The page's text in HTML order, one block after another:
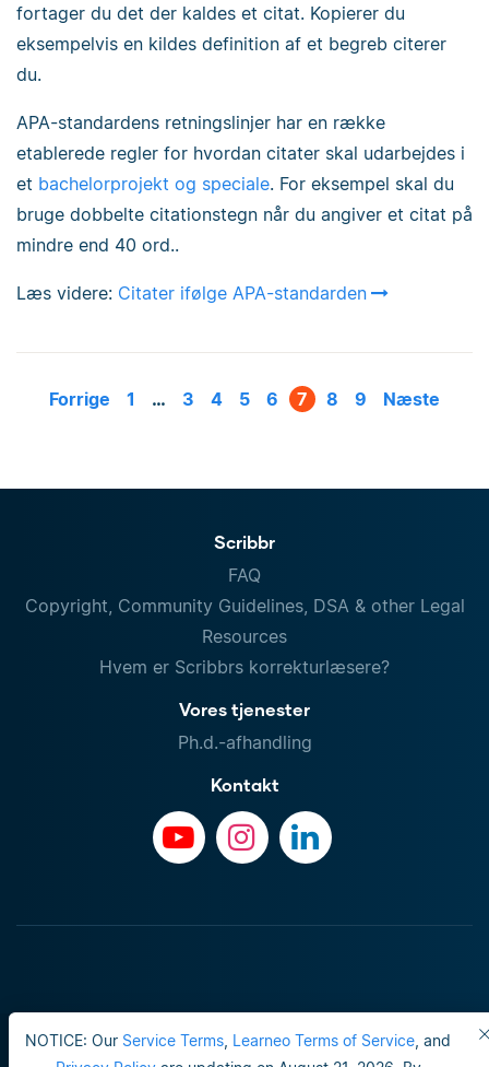
NOTICE: Our Service Terms Learneo Terms of Service , and
fortager du det der kaldes et citat. Kopierer du
eksempelvis en kildes definition af et begreb citerer
du.
APA-standardens retningslinjer har en række
etablerede regler for hvordan citater skal udarbejdes i
et bachelorprojekt og speciale. For eksempel skal du
bruge dobbelte citationstegn når du angiver et citat på
mindre end 40 ord..
Læs videre: Citater ifølge APA-standarden
Forrige 1 … 3 4 5 6 7 8 9 Næste
Scribbr
FAQ
Copyright, Community Guidelines, DSA & other Legal
Resources
Hvem er Scribbrs korrekturlæsere?
Vores tjenester
Ph.d.-afhandling
Kontakt